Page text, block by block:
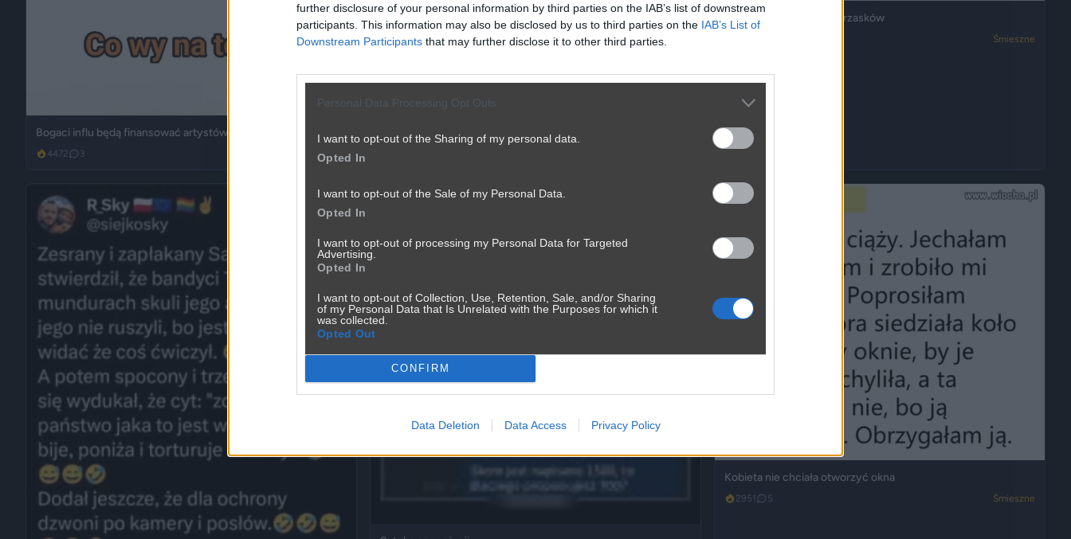
further disclosure of your personal information by third parties on the IAB’s list of downstream
participants. This information may also be disclosed by us to third parties on the IAB’s List of
Downstream Participants that may further disclose it to other third parties.
Personal Data Processing Opt Outs
I want to opt-out of the Sharing of my personal data.
Opted In
I want to opt-out of the Sale of my Personal Data.
Opted In
I want to opt-out of processing my Personal Data for Targeted
Advertising.
Opted In
I want to opt-out of Collection, Use, Retention, Sale, and/or Sharing
of my Personal Data that Is Unrelated with the Purposes for which it
was collected.
Opted Out
CONFIRM
Data Deletion Data Access Privacy Policy
Bogaci influ będą finansować artystów?
4472 3 Śmieszne
Mężczyźni kłamią częśćiej
3571
Ja też mam dosyć ich wrzasków
Śmieszne
Kobieta nie chciała otworzyć okna
2951 5 Śmieszne